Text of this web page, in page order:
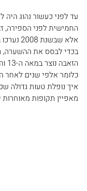
עד לפני כעשור נהוג
החמישית לפני הספירה,
אלא
בכדי לבסס את ההשערה,
כלומר אלפי שנים לאחר
איך נופלת טעות גדולה
מאפיין תקופות מאוחרות